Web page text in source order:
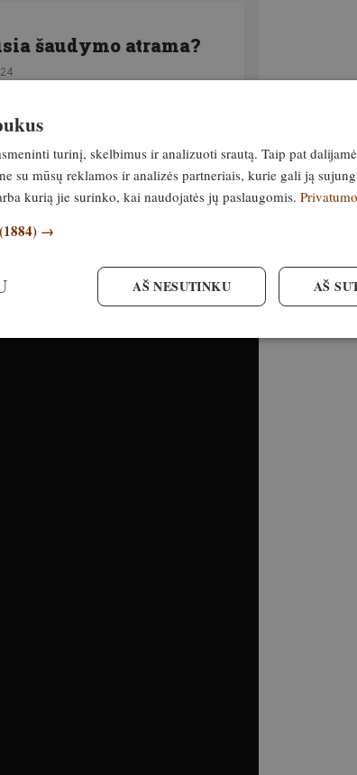
šaudymo atrama?
medžioti nuo rugpjūčio 1
turinį, skelbimus ir analizuoti srautą. Taip pat
su mūsų reklamos ir analizės partneriais, kurie gali ją
kurią jie surinko, kai naudojatės jų paslaugomis.
(1884) →
AŠ
AŠ NESUTINKU